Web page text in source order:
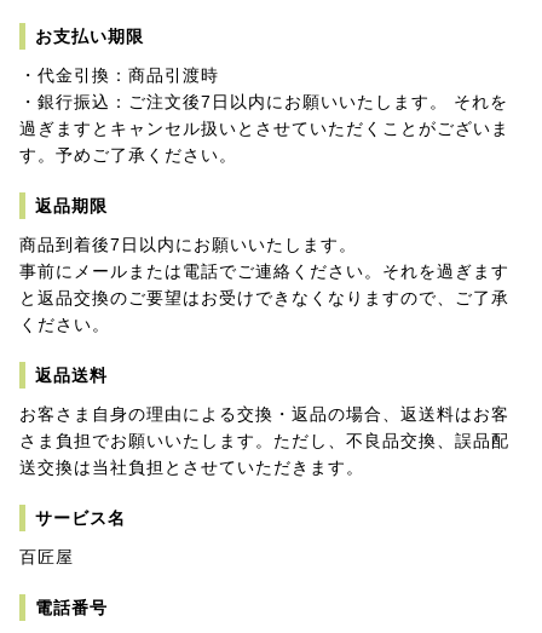
お支払い期限
・代金引換：商品引渡時
・銀行振込：ご注文後7日以内にお願いいたします。 それを
過ぎますとキャンセル扱いとさせていただくことがございま
す。予めご了承ください。
返品期限
商品到着後7日以内にお願いいたします。
事前にメールまたは電話でご連絡ください。それを過ぎます
と返品交換のご要望はお受けできなくなりますので、ご了承
ください。
返品送料
お客さま自身の理由による交換・返品の場合、返送料はお客
さま負担でお願いいたします。ただし、不良品交換、誤品配
送交換は当社負担とさせていただきます。
サービス名
百匠屋
電話番号